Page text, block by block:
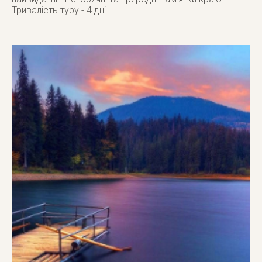
Тривалість туру - 4 дні